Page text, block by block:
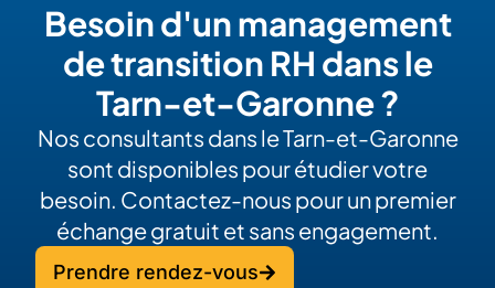
Besoin d'un management
de transition RH dans le
Tarn-et-Garonne ?
Nos consultants dans le Tarn-et-Garonne
sont disponibles pour étudier votre
besoin. Contactez-nous pour un premier
échange gratuit et sans engagement.
Prendre rendez-vous